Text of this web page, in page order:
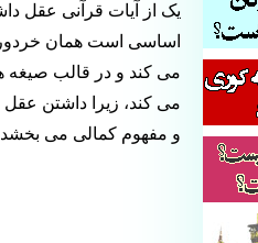
یک از آیات قرآنی عقل
اساسی است همان
می کند و در قالب صیغه
می کند، زیرا داشتن عقل
و مفهوم کمالی می